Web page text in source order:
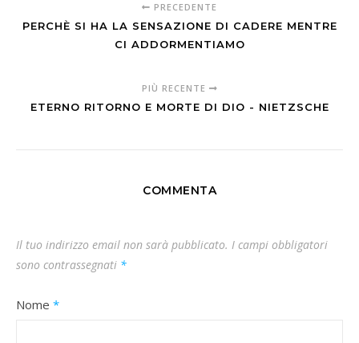
PRECEDENTE
PERCHÈ SI HA LA SENSAZIONE DI CADERE MENTRE
CI ADDORMENTIAMO
PIÙ RECENTE
ETERNO RITORNO E MORTE DI DIO - NIETZSCHE
COMMENTA
Il tuo indirizzo email non sarà pubblicato. I campi obbligatori
sono contrassegnati *
Nome *